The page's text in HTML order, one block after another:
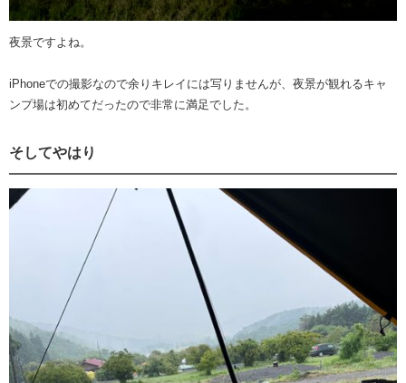
夜景ですよね。
iPhoneでの撮影なので余りキレイには写りませんが、夜景が観れるキャ
ンプ場は初めてだったので非常に満足でした。
そしてやはり